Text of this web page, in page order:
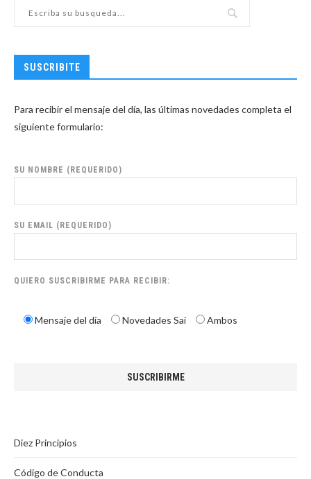
SUSCRIBITE
Para recibir el mensaje del día, las últimas novedades completa el
siguiente formulario:
SU NOMBRE (REQUERIDO)
SU EMAIL (REQUERIDO)
QUIERO SUSCRIBIRME PARA RECIBIR:
Mensaje del día Novedades Sai Ambos
Diez Principios
Código de Conducta